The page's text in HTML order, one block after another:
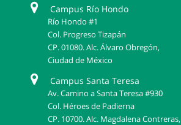
Campus Río Hondo
Río Hondo #1
Col. Progreso Tizapán
CP. 01080. Alc. Álvaro Obregón,
Ciudad de México
Campus Santa Teresa
Av. Camino a Santa Teresa #930
Col. Héroes de Padierna
CP. 10700. Alc. Magdalena Contreras,